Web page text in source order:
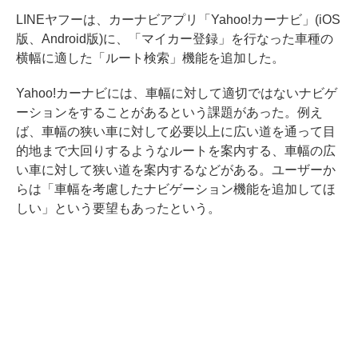
LINEヤフーは、カーナビアプリ「Yahoo!カーナビ」(iOS
版、Android版)に、「マイカー登録」を行なった車種の
横幅に適した「ルート検索」機能を追加した。
Yahoo!カーナビには、車幅に対して適切ではないナビゲ
ーションをすることがあるという課題があった。例え
ば、車幅の狭い車に対して必要以上に広い道を通って目
的地まで大回りするようなルートを案内する、車幅の広
い車に対して狭い道を案内するなどがある。ユーザーか
らは「車幅を考慮したナビゲーション機能を追加してほ
しい」という要望もあったという。